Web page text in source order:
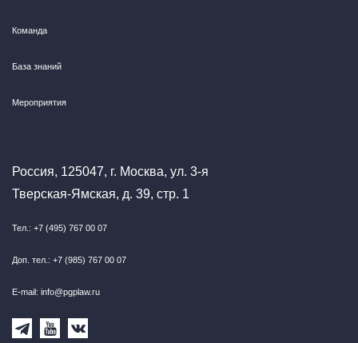
Команда
База знаний
Мероприятия
Россия, 125047, г. Москва, ул. 3-я
Тверская-Ямская, д. 39, стр. 1
Тел.: +7 (495) 767 00 07
Доп. тел.: +7 (985) 767 00 07
E-mail: info@pgplaw.ru